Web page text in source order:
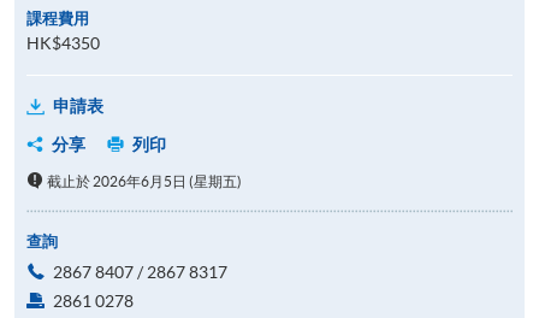
課程費用
HK$4350
申請表
分享
列印
截止於 2026年6月5日 (星期五)
查詢
2867 8407 / 2867 8317
2861 0278